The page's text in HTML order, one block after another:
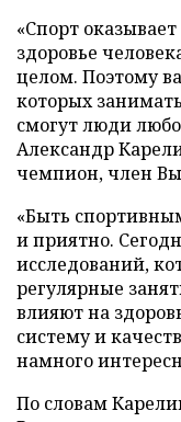
«Спорт
здоровье
целом. Поэтому
которых
смогут люди
Александр
чемпион, член
«Быть
и приятно.
исследований,
регулярные
влияют на
систему и
намного
По словам